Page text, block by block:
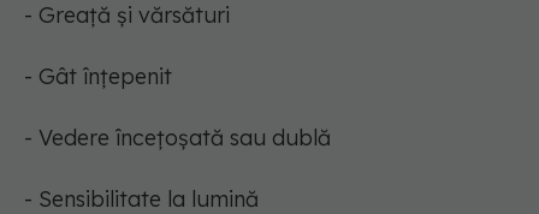
- Greață și vărsături
- Gât înțepenit
- Vedere încețoșată sau dublă
- Sensibilitate la lumină